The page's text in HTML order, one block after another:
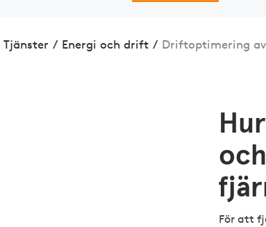
Tjänster / Energi och drift / Driftoptimering
För att